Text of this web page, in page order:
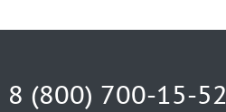
8 (800) 700-15-